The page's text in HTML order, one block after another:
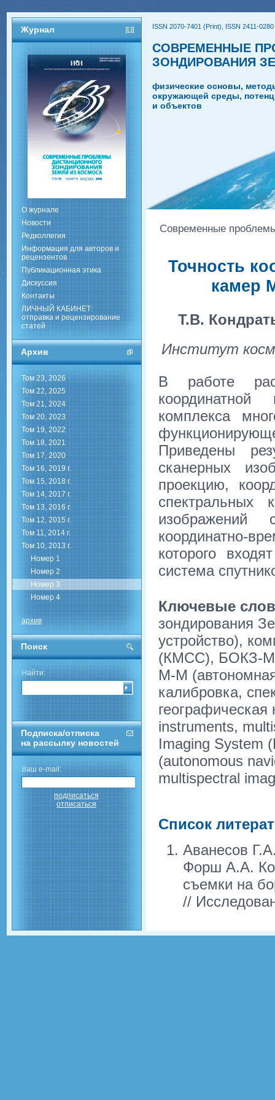
Журнал
О журнале
Новости
Редколлегия
Информация для авторов и
рецензентов
Публикационная этика
Дискуссия
Контакты
ЛИЧНЫЙ КАБИНЕТ:
отправка и рецензирование
статей
Архив
Том 23, 2026
Том 22, 2025
Том 21, 2024
Том 20, 2023
Том 19, 2022
Том 18, 2021
Том 17, 2020
Том 16, 2019 г.
Том 15, 2018 г.
Том 14, 2017 г.
Том 13, 2016 г.
Том 12, 2015 г.
Том 11, 2014 г.
Том 10, 2013 г.
Номер 1
Номер 2
Номер 3
Номер 4
архив
Поиск
Найти:
Подписка/отписка
на рассылку новостей
Ваш e-mail:
подписаться
отписаться
ISSN 2070-7401 (Print), ISSN 2411-
СОВРЕМЕННЫЕ
ЗОНДИРОВАНИЯ
физические основы,
окружающей среды,
и объектов
Современные
Точность
камер
Т.В.
Институт
В работе
координатной
комплекса
Приведены
сканерных
проекцию,
спектральных
изображений
координатно-
которого
система
Ключевые
зондирования
устройство),
(КМСС), БОКЗ-М
М-М
калибровка,
географическая
instruments,
Imaging System
(autonomous
multispectral
Список
Аванесов
Форш А.А.
съемки на
//